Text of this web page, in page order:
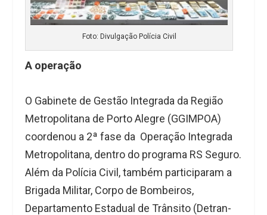
Foto: Divulgação Polícia Civil
A operação
O Gabinete de Gestão Integrada da Região
Metropolitana de Porto Alegre (GGIMPOA)
coordenou a 2ª fase da Operação Integrada
Metropolitana, dentro do programa RS Seguro.
Além da Polícia Civil, também participaram a
Brigada Militar, Corpo de Bombeiros,
Departamento Estadual de Trânsito (Detran-